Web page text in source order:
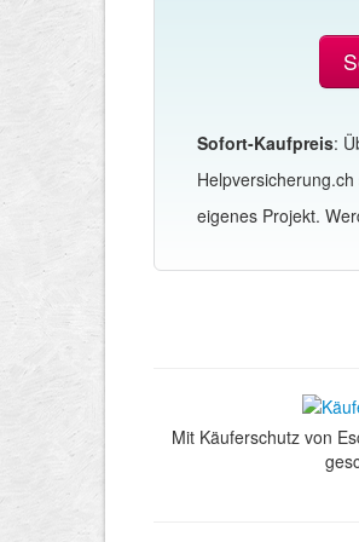
Sofort-Kaufpreis:
eigenes Projekt.
Mit Käuferschutz von